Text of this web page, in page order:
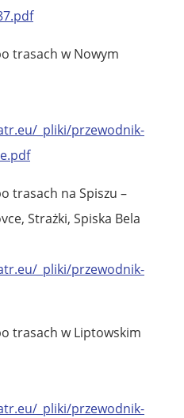
trasach w Nowym
_pliki/przewodnik-
trasach na Spiszu –
Strażki, Spiska Bela
_pliki/przewodnik-
trasach w Liptowskim
_pliki/przewodnik-